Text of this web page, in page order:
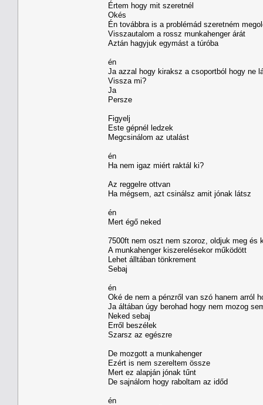
Értem hogy mit szeretnél
Okés
Én továbbra is a problémád szeretném
Visszautalom a rossz munkahenger árát
Aztán hagyjuk egymást a túróba
én
Ja azzal hogy kiraksz a csoportból hogy ne
Vissza mi?
Ja
Persze
Figyelj
Este gépnél ledzek
Megcsinálom az utalást
én
Ha nem igaz miért raktál ki?
Az reggelre ottvan
Ha mégsem, azt csinálsz amit jónak látsz
én
Mert égő neked
7500ft nem oszt nem szoroz, oldjuk meg és
A munkahenger kiszerelésekor működött
Lehet álltában tönkrement
Sebaj
én
Oké de nem a pénzről van szó hanem arról
Ja áltában úgy berohad hogy nem mozog
Neked sebaj
Erről beszélek
Szarsz az egészre
De mozgott a munkahenger
Ezért is nem szereltem össze
Mert ez alapján jónak tűnt
De sajnálom hogy raboltam az időd
én